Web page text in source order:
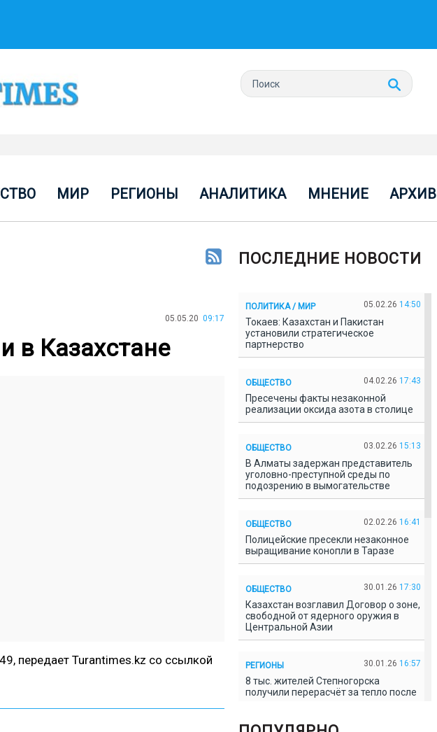
МИР РЕГИОНЫ АНАЛИТИКА МНЕНИЕ АРХИВ
05.05.20 09:17
в Казахстане
передает Turantimes.kz со ссылкой
ПОСЛЕДНИЕ НОВОСТИ
ПОЛИТИКА / МИР 05.02.26 14:50
Токаев: Казахстан и Пакистан
установили стратегическое
партнерство
ОБЩЕСТВО 04.02.26 17:43
Пресечены факты незаконной
реализации оксида азота в столице
ОБЩЕСТВО 03.02.26 15:13
В Алматы задержан представитель
уголовно-преступной среды по
подозрению в вымогательстве
ОБЩЕСТВО 02.02.26 16:41
Полицейские пресекли незаконное
выращивание конопли в Таразе
ОБЩЕСТВО 30.01.26 17:30
Казахстан возглавил Договор о зоне,
свободной от ядерного оружия в
Центральной Азии
РЕГИОНЫ 30.01.26 16:57
8 тыс. жителей Степногорска
получили перерасчёт за тепло после